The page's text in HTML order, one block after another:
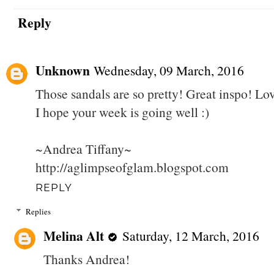
Reply
Unknown Wednesday, 09 March, 2016
Those sandals are so pretty! Great inspo!
I hope your week is going well :)
~Andrea Tiffany~
http://aglimpseofglam.blogspot.com
REPLY
Replies
Melina Alt
Saturday, 12 March, 2016
Thanks Andrea!